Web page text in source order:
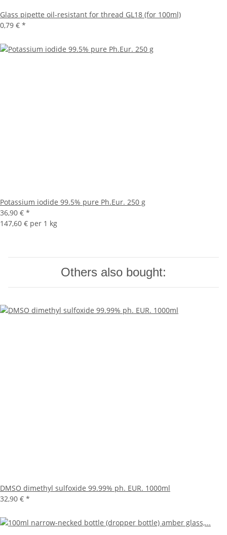
Glass pipette oil-resistant for thread GL18 (for 100ml)
0,79 € *
Potassium iodide 99.5% pure Ph.Eur. 250 g
36,90 € *
147,60 € per 1 kg
Others also bought:
DMSO dimethyl sulfoxide 99.99% ph. EUR. 1000ml
32,90 € *